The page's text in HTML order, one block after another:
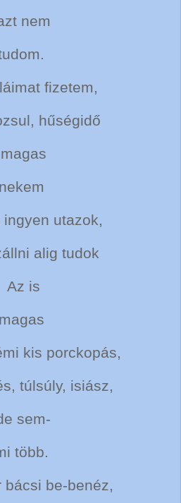
nem
fizetem,
hűségidő
magas
nekem
ingyen utazok,
alig tudok
Az is
magas
kis porckopás,
túlsúly, isiász,
sem-
több.
bácsi be-benéz,